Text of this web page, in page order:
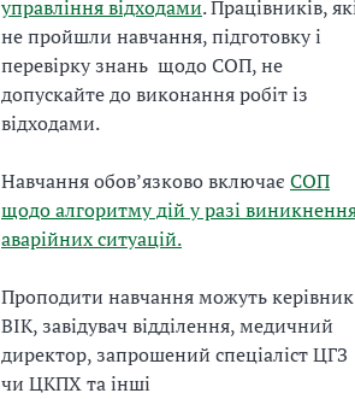
управління відходами. Працівників,
не пройшли навчання, підготовку і
перевірку знань щодо СОП, не
допускайте до виконання робіт із
відходами.
Навчання обовʼязково включає СОП
щодо алгоритму дій у разі
аварійних ситуацій.
Проподити навчання можуть керівник
ВІК, завідувач відділення, медичний
директор, запрошений спеціаліст ЦГЗ
чи ЦКПХ та інші